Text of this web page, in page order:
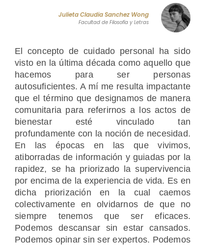
Julieta Claudia Sanchez Wong
Facultad de Filosofía y Letras
El concepto de cuidado personal ha sido
visto en la última década como aquello que
hacemos para ser personas
autosuficientes. A mí me resulta impactante
que el término que designamos de manera
comunitaria para referirnos a los actos de
bienestar esté vinculado tan
profundamente con la noción de necesidad.
En las épocas en las que vivimos,
atiborradas de información y guiadas por la
rapidez, se ha priorizado la supervivencia
por encima de la experiencia de vida. Es en
dicha priorización en la cual caemos
colectivamente en olvidarnos de que no
siempre tenemos que ser eficaces.
Podemos descansar sin estar cansados.
Podemos opinar sin ser expertos. Podemos